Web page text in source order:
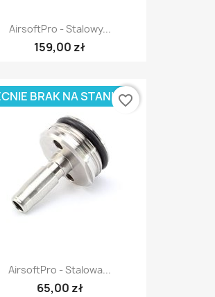
AirsoftPro - Stalowy...
159,00 zł
AirsoftPro - Stalowa...
65,00 zł
BRAK NA STANIEfavorite_border